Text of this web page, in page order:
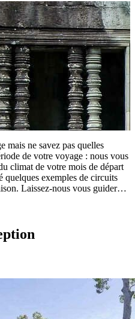
mais ne savez pas quelles
de votre voyage : nous vous
climat de votre mois de départ
quelques exemples de circuits
Laissez-nous vous guider…